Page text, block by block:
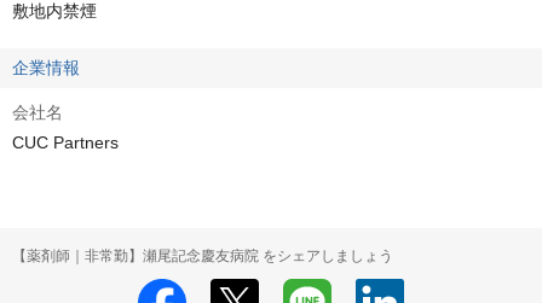
敷地内禁煙
企業情報
会社名
CUC Partners
【薬剤師｜非常勤】瀬尾記念慶友病院 をシェアしましょう